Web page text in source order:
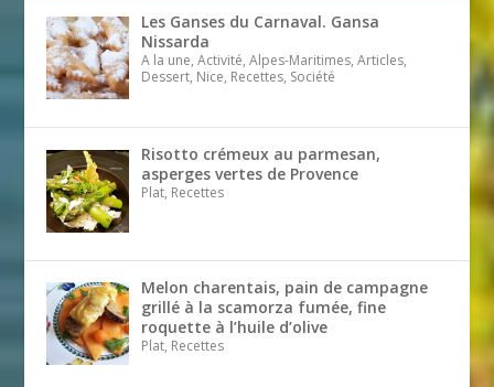
Les Ganses du Carnaval. Gansa
Nissarda
A la une, Activité, Alpes-Maritimes, Articles,
Dessert, Nice, Recettes, Société
Risotto crémeux au parmesan,
asperges vertes de Provence
Plat, Recettes
Melon charentais, pain de campagne
grillé à la scamorza fumée, fine
roquette à l’huile d’olive
Plat, Recettes